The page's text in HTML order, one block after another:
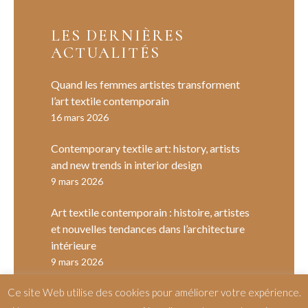
LES DERNIÈRES
ACTUALITÉS
Quand les femmes artistes transforment
l’art textile contemporain
16 mars 2026
Contemporary textile art: history, artists
and new trends in interior design
9 mars 2026
Art textile contemporain : histoire, artistes
et nouvelles tendances dans l’architecture
intérieure
9 mars 2026
Ce site Web utilise des cookies pour améliorer votre expérience.